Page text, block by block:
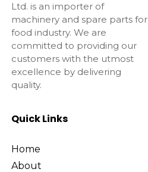
Ltd. is an importer of
machinery and spare parts for
food industry. We are
committed to providing our
customers with the utmost
excellence by delivering
quality.
Quick Links
Home
About